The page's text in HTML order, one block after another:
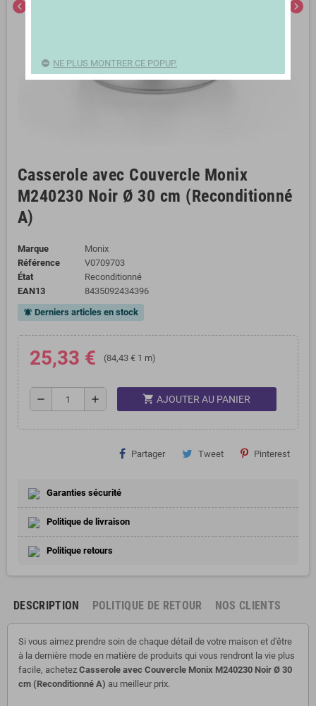
chevron_left chevron_right
Casserole avec Couvercle Monix
M240230 Noir Ø 30 cm (Reconditionné
A)
Marque
Monix
Référence
V0709703
État
Reconditionné
EAN13
8435092434396
notifications_active Derniers articles en stock
25,33 € (84,43 € 1 m)
remove add shopping_cart AJOUTER AU PANIER
Partager Tweet Pinterest
Garanties sécurité
Politique de livraison
Politique retours
DESCRIPTION POLITIQUE DE RETOUR NOS CLIENTS
Si vous aimez prendre soin de chaque détail de votre maison et d'être
à la dernière mode en matière de produits qui vous rendront la vie plus
facile, achetez Casserole avec Couvercle Monix M240230 Noir Ø 30
cm (Reconditionné A) au meilleur prix.
NE PLUS MONTRER CE POPUP.